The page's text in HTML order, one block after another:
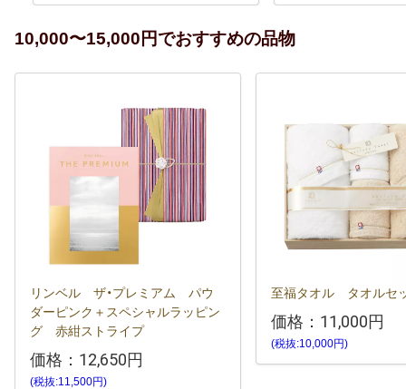
10,000〜15,000円でおすすめの品物
リンベル ザ・プレミアム パウ
ダーピンク＋スペシャルラッピン
グ 赤紺ストライプ
価格： 12,650円
(税抜:11,500円)
至福タオル タオルセ
価格： 11,000円
(税抜:10,000円)